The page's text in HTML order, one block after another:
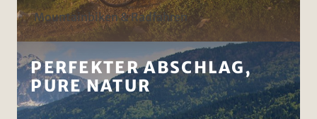
Mountainbiken & Radfahren
PERFEKTER ABSCHLAG,
PURE NATUR